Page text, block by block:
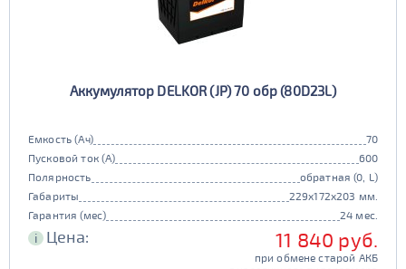
Аккумулятор DELKOR (JP) 70 обр (80D23L)
Емкость (Ач)
70
Пусковой ток (А)
600
Полярность
обратная (0, L)
Габариты
229x172x203 мм.
Гарантия (мес)
24 мес.
i Цена: 11 840 руб.
при обмене старой АКБ